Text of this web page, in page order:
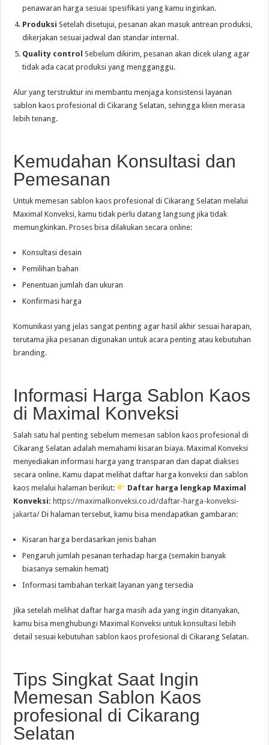
penawaran harga sesuai spesifikasi yang kamu inginkan.
Produksi Setelah disetujui, pesanan akan masuk antrean produksi,
dikerjakan sesuai jadwal dan standar internal.
Quality control Sebelum dikirim, pesanan akan dicek ulang agar
tidak ada cacat produksi yang mengganggu.
Alur yang terstruktur ini membantu menjaga konsistensi layanan
sablon kaos profesional di Cikarang Selatan, sehingga klien merasa
lebih tenang.
Kemudahan Konsultasi dan
Pemesanan
Untuk memesan sablon kaos profesional di Cikarang Selatan melalui
Maximal Konveksi, kamu tidak perlu datang langsung jika tidak
memungkinkan. Proses bisa dilakukan secara online:
Konsultasi desain
Pemilihan bahan
Penentuan jumlah dan ukuran
Konfirmasi harga
Komunikasi yang jelas sangat penting agar hasil akhir sesuai harapan,
terutama jika pesanan digunakan untuk acara penting atau kebutuhan
branding.
Informasi Harga Sablon Kaos
di Maximal Konveksi
Salah satu hal penting sebelum memesan sablon kaos profesional di
Cikarang Selatan adalah memahami kisaran biaya. Maximal Konveksi
menyediakan informasi harga yang transparan dan dapat diakses
secara online. Kamu dapat melihat daftar harga konveksi dan sablon
kaos melalui halaman berikut:
Daftar harga lengkap Maximal
Konveksi: https://maximalkonveksi.co.id/daftar-harga-konveksi-
jakarta/ Di halaman tersebut, kamu bisa mendapatkan gambaran:
Kisaran harga berdasarkan jenis bahan
Pengaruh jumlah pesanan terhadap harga (semakin banyak
biasanya semakin hemat)
Informasi tambahan terkait layanan yang tersedia
Jika setelah melihat daftar harga masih ada yang ingin ditanyakan,
kamu bisa menghubungi Maximal Konveksi untuk konsultasi lebih
detail sesuai kebutuhan sablon kaos profesional di Cikarang Selatan.
Tips Singkat Saat Ingin
Memesan Sablon Kaos
profesional di Cikarang
Selatan